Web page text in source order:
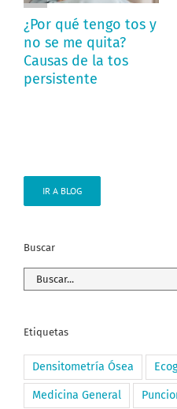
¿Por qué tengo tos y
no se me quita?
Causas de la tos
persistente
IR A BLOG
Buscar
Buscar:
Etiquetas
Densitometría Ósea
Medicina General